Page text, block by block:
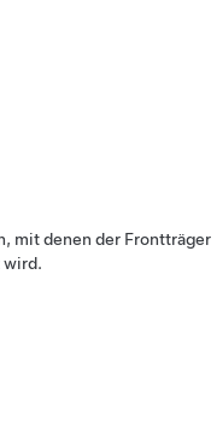
mit denen der Frontträger
wird.